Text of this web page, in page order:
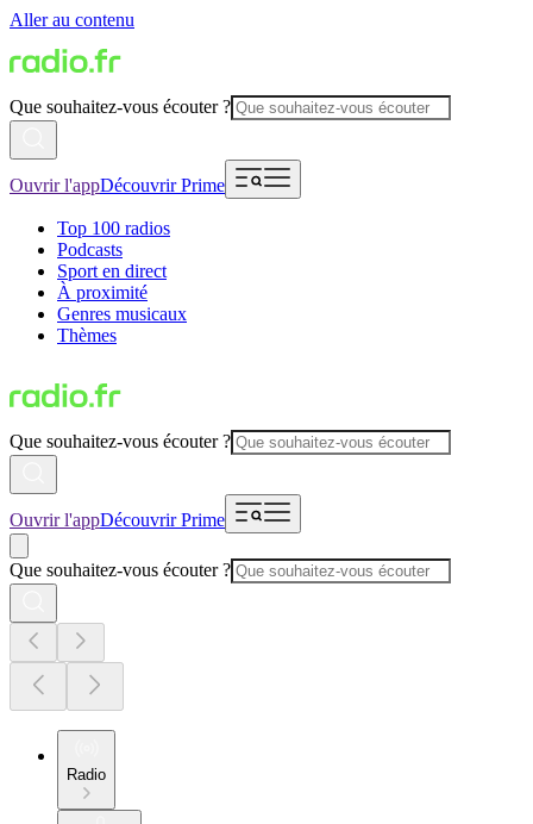
Aller au contenu
Que souhaitez-vous écouter ?
Ouvrir l'appDécouvrir Prime
Top 100 radios
Podcasts
Sport en direct
À proximité
Genres musicaux
Thèmes
Que souhaitez-vous écouter ?
Ouvrir l'appDécouvrir Prime
Que souhaitez-vous écouter ?
Radio